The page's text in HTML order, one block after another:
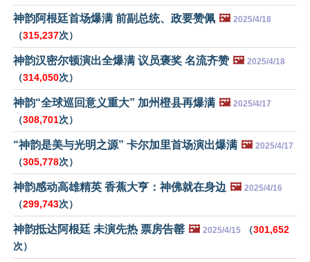
神韵阿根廷首场爆满 前副总统、政要赞佩 🖼️ 2025/4/18
（315,237次）
神韵汉密尔顿演出全爆满 议员褒奖 名流齐赞 🖼️ 2025/4/18
（314,050次）
神韵“全球巡回意义重大” 加州橙县再爆满 🖼️ 2025/4/17
（308,701次）
“神韵是美与光明之源” 卡尔加里首场演出爆满 🖼️ 2025/4/17
（305,778次）
神韵感动高雄精英 香蕉大亨：神佛就在身边 🖼️ 2025/4/16
（299,743次）
神韵抵达阿根廷 未演先热 票房告罄 🖼️ 2025/4/15 （301,652
次）